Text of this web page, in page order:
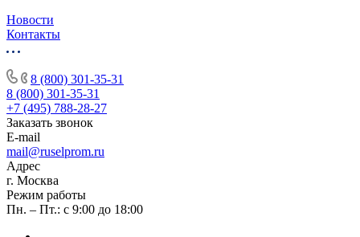
Новости
Контакты
8 (800) 301-35-31
8 (800) 301-35-31
+7 (495) 788-28-27
Заказать звонок
E-mail
mail@ruselprom.ru
Адрес
г. Москва
Режим работы
Пн. – Пт.: с 9:00 до 18:00